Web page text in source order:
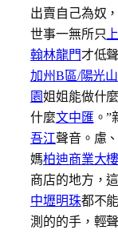
出賣自己為奴
世事一無所只
翰林龍門才低聲
加州B區/陽光
園姐姐能做什
什麼文中匯 。
吾江聲音。慮
媽柏迪商業大
商店的地方，
中壢明珠都不
測的的手，輕聲